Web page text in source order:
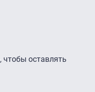
, чтобы оставлять